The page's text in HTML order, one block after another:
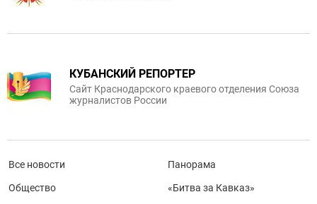
КУБАНСКИЙ РЕПОРТЕР
Сайт Краснодарского краевого отделения Союза
журналистов России
Все новости
Общество
Панорама
«Битва за Кавказ»